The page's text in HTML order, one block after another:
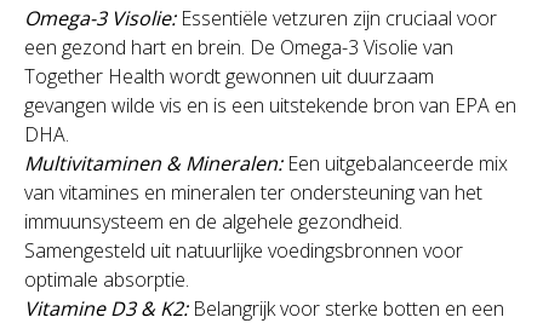
Omega-3 Visolie:Essentiële vetzuren zijn cruciaal voor
een gezond hart en brein. De Omega-3 Visolie van
Together Health wordt gewonnen uit duurzaam
gevangen wilde vis en is een uitstekende bron van EPA en
DHA.
Multivitaminen & Mineralen:Een uitgebalanceerde mix
van vitamines en mineralen ter ondersteuning van het
immuunsysteem en de algehele gezondheid.
Samengesteld uit natuurlijke voedingsbronnen voor
optimale absorptie.
Vitamine D3 & K2:Belangrijk voor sterke botten en een